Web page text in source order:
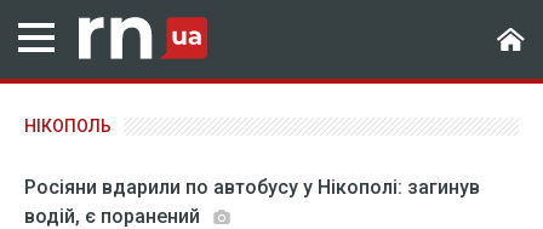
НІКОПОЛЬ
Росіяни вдарили по автобусу у Нікополі: загинув
водій, є поранений